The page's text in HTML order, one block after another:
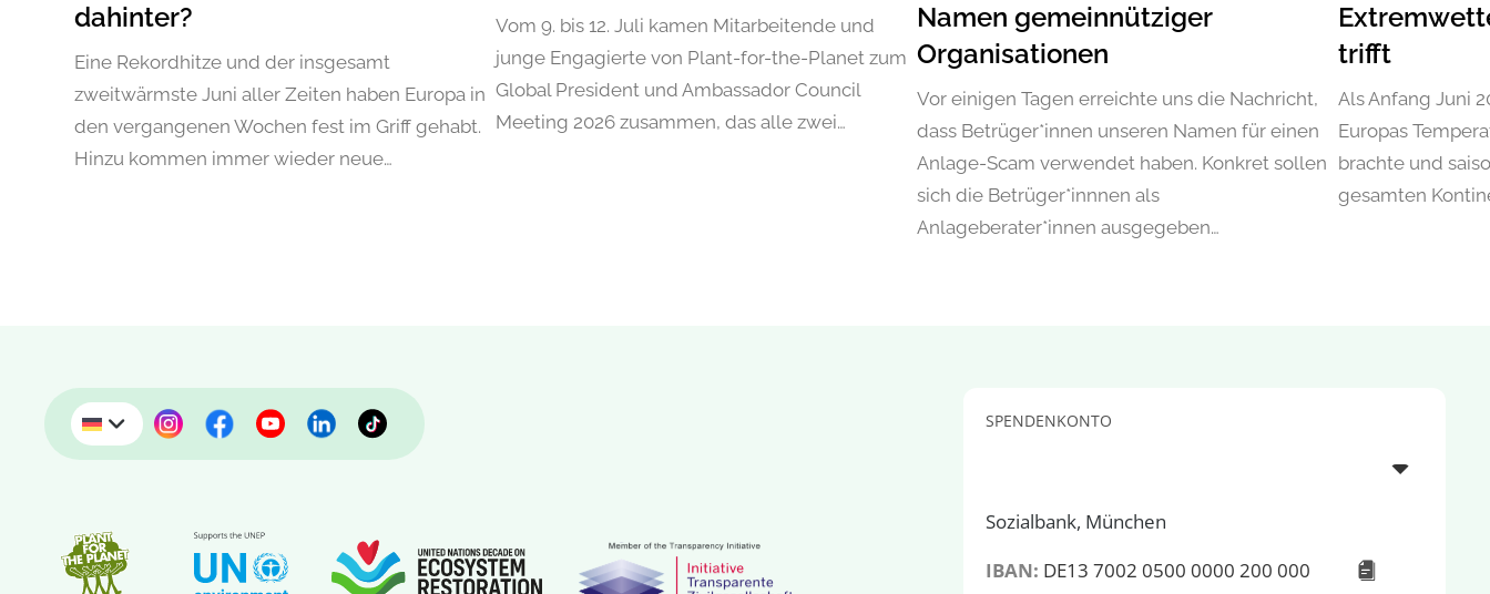
dahinter?
Eine Rekordhitze und der insgesamt
zweitwärmste Juni aller Zeiten haben Europa in
den vergangenen Wochen fest im Griff gehabt.
Hinzu kommen immer wieder neue…
Vom 9. bis 12. Juli kamen Mitarbeitende und
junge Engagierte von Plant-for-the-Planet zum
Global President und Ambassador Council
Meeting 2026 zusammen, das alle zwei…
Namen gemeinnütziger
Organisationen
Vor einigen Tagen erreichte uns die Nachricht,
dass Betrüger*innen unseren Namen für einen
Anlage-Scam verwendet haben. Konkret sollen
sich die Betrüger*innnen als
Anlageberater*innen ausgegeben…
trifft
Als Anfang Juni
Europas
brachte und
gesamten
SPENDENKONTO
Sozialbank, München
IBAN: DE13 7002 0500 0000 200 000